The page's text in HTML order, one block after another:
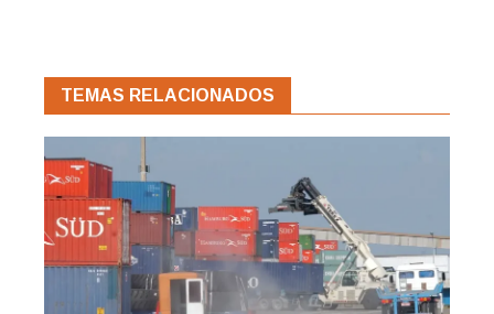
TEMAS RELACIONADOS